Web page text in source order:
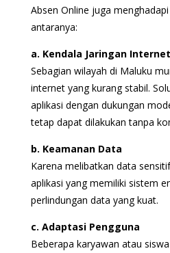
Absen Online juga
antaranya:
a. Kendala Jaringan Internet
Sebagian wilayah di Maluku
internet yang kurang stabil.
aplikasi dengan dukungan
tetap dapat dilakukan tanpa
b. Keamanan Data
Karena melibatkan data
aplikasi yang memiliki sistem
perlindungan data yang kuat.
c. Adaptasi Pengguna
Beberapa karyawan atau